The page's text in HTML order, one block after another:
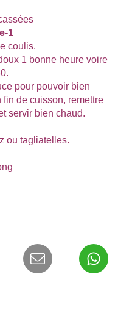
coulis.
1 bonne heure voire
pour pouvoir bien
de cuisson, remettre
servir bien chaud.
ou tagliatelles.